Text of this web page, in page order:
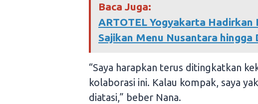
Baca Juga:
ARTOTEL Yogyakarta Hadirkan
Sajikan Menu Nusantara
“Saya harapkan terus ditingkatkan
kolaborasi ini. Kalau kompak, saya
diatasi,” beber Nana.